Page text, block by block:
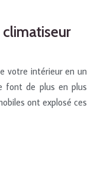
climatiseur
votre intérieur en un
font de plus en plus
ont explosé ces